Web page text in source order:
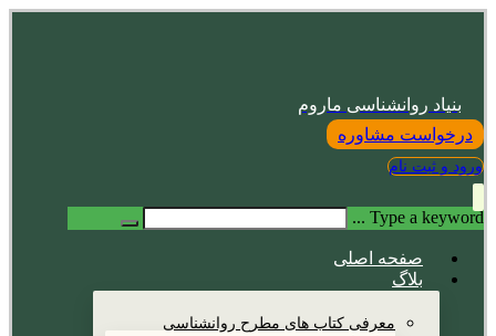
بنیاد روانشناسی ماروم
درخواست مشاوره
ورود و ثبت نام
Type a keyword ...
صفحه اصلی
بلاگ
معرفی کتاب های مطرح روانشناسی